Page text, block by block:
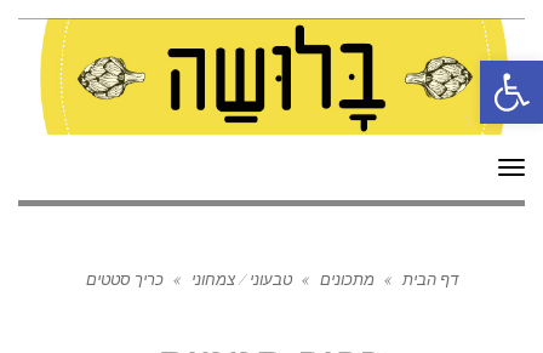
פתח סרגל נגישות
תפריט
דף הבית » מתכונים » טבעוני / צמחוני » כריך סטטים